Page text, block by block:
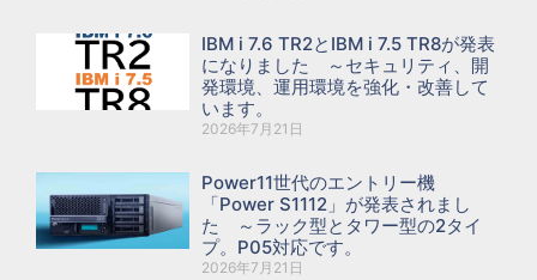
IBM i 7.6 TR2とIBM i 7.5 TR8が発表
になりました ～セキュリティ、開
発環境、運用環境を強化・改善して
います。
2026年7月21日
Power11世代のエントリー機
「Power S1112」が発表されまし
た ～ラック型とタワー型の2タイ
プ。P05対応です。
2026年7月21日